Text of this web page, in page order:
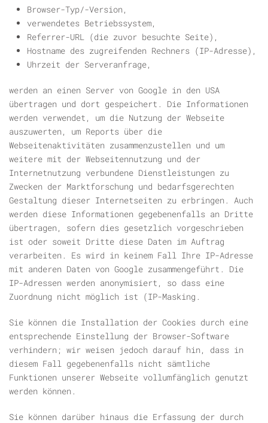
Browser-Typ/-Version,
verwendetes Betriebssystem,
Referrer-URL (die zuvor besuchte Seite),
Hostname des zugreifenden Rechners (IP-Adresse),
Uhrzeit der Serveranfrage,
werden an einen Server von Google in den USA
übertragen und dort gespeichert. Die Informationen
werden verwendet, um die Nutzung der Webseite
auszuwerten, um Reports über die
Webseitenaktivitäten zusammenzustellen und um
weitere mit der Webseitennutzung und der
Internetnutzung verbundene Dienstleistungen zu
Zwecken der Marktforschung und bedarfsgerechten
Gestaltung dieser Internetseiten zu erbringen. Auch
werden diese Informationen gegebenenfalls an Dritte
übertragen, sofern dies gesetzlich vorgeschrieben
ist oder soweit Dritte diese Daten im Auftrag
verarbeiten. Es wird in keinem Fall Ihre IP-Adresse
mit anderen Daten von Google zusammengeführt. Die
IP-Adressen werden anonymisiert, so dass eine
Zuordnung nicht möglich ist (IP-Masking.
Sie können die Installation der Cookies durch eine
entsprechende Einstellung der Browser-Software
verhindern; wir weisen jedoch darauf hin, dass in
diesem Fall gegebenenfalls nicht sämtliche
Funktionen unserer Webseite vollumfänglich genutzt
werden können.
Sie können darüber hinaus die Erfassung der durch